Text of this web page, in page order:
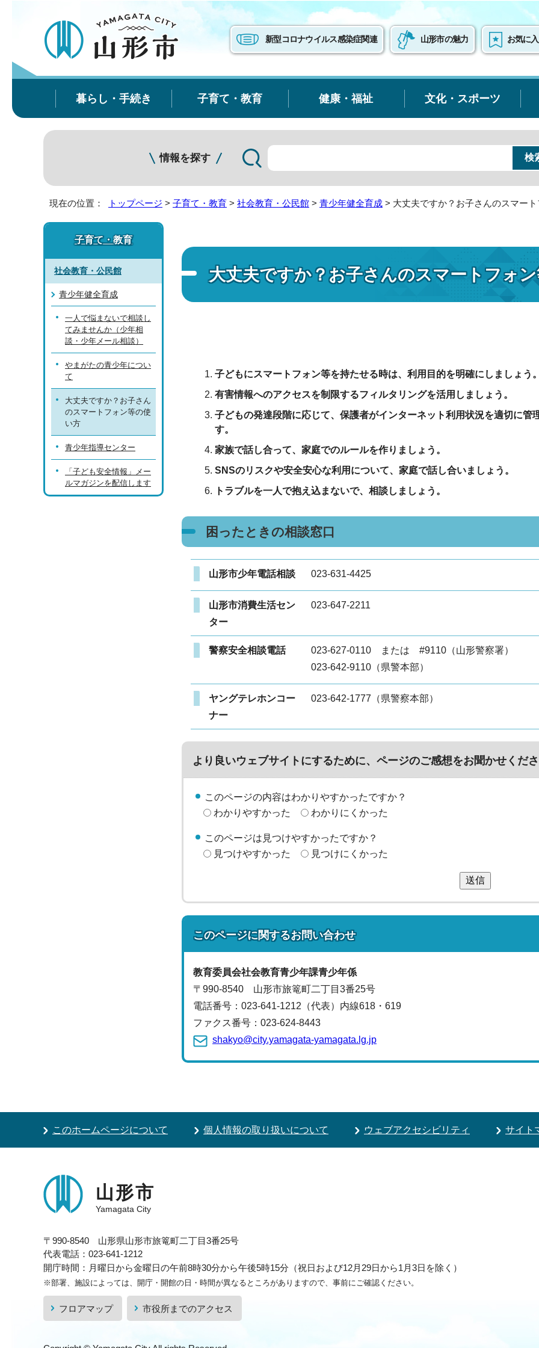
新型コロナウイルス感染症関連 山形市の魅力 お気に
暮らし・手続き 子育て・教育 健康・福祉 文化・スポーツ
情報を探す
現在の位置： トップページ > 子育て・教育 > 社会教育・公民館 > 青少年健全育成 > 大丈夫ですか？お子さんのスマー
大丈夫ですか？お子さんのスマートフォ
子どもにスマートフォン等を持たせる時は、利用目的を明確にしましょう
有害情報へのアクセスを制限するフィルタリングを活用しましょう。
子どもの発達段階に応じて、保護者がインターネット利用状況を適切に
す。
家族で話し合って、家庭でのルールを作りましょう。
SNSのリスクや安全安心な利用について、家庭で話し合いましょう。
トラブルを一人で抱え込まないで、相談しましょう。
困ったときの相談窓口
山形市少年電話相談 023-631-4425
山形市消費生活セン
ター
023-647-2211
警察安全相談電話
023-627-0110 または #9110（山形警察署）
023-642-9110（県警本部）
ヤングテレホンコー
ナー
023-642-1777（県警察本部）
より良いウェブサイトにするために、ページのご感想をお聞かせくだ
このページの内容はわかりやすかったですか？
わかりやすかった
わかりにくかった
このページは見つけやすかったですか？
見つけやすかった
見つけにくかった
送信
このページに関するお問い合わせ
教育委員会社会教育青少年課青少年係
〒990-8540 山形市旅篭町二丁目3番25号
電話番号： 023-641-1212（代表） 内線618・619
ファクス番号：023-624-8443
shakyo@city.yamagata-yamagata.lg.jp
子育て・教育
社会教育・公民館
青少年健全育成
一人で悩まないで相談し
てみませんか（少年相
談・少年メール相談）
やまがたの青少年につい
て
大丈夫ですか？お子さん
のスマートフォン等の使
い方
青少年指導センター
「子ども安全情報」メー
ルマガジンを配信します
このホームページについて 個人情報の取り扱いについて ウェブアクセシビリティ サイト
山形市
Yamagata City
〒990-8540 山形県山形市旅篭町二丁目3番25号
代表電話：023-641-1212
開庁時間：月曜日から金曜日の午前8時30分から午後5時15分（祝日および12月29日から1月3日を除く）
※部署、施設によっては、開庁・開館の日・時間が異なるところがありますので、事前にご確認ください。
フロアマップ 市役所までのアクセス